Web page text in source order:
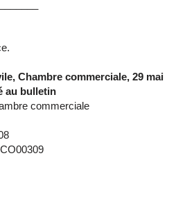
Chambre commerciale, 29 mai
au bulletin
commerciale